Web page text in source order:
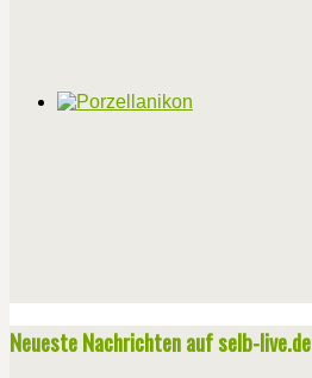
Neueste Nachrichten auf selb-live.de